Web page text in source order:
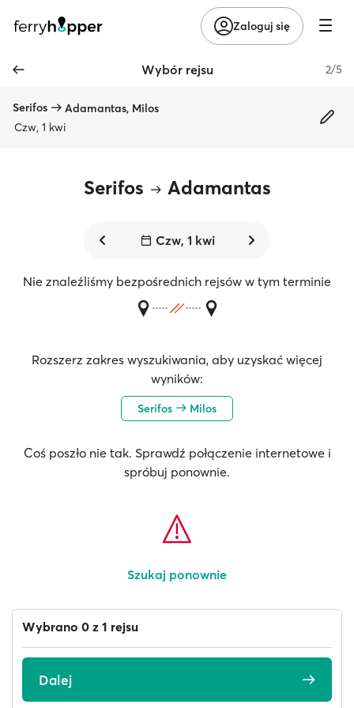
Zaloguj się
Wybór rejsu 2/5
Serifos
Adamantas, Milos
Czw, 1 kwi
Serifos Adamantas
Czw, 1 kwi
Nie znaleźliśmy bezpośrednich rejsów w tym terminie
Rozszerz zakres wyszukiwania, aby uzyskać więcej
wyników:
Serifos Milos
Coś poszło nie tak. Sprawdź połączenie internetowe i
spróbuj ponownie.
Szukaj ponownie
Wybrano 0 z 1 rejsu
Dalej